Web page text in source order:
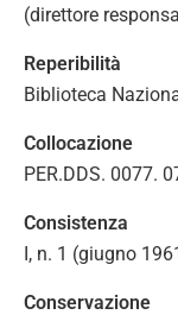
(direttore
Reperibilità
Biblioteca
Collocazione
PER.DDS. 0077.
Consistenza
I, n. 1 (giugno
Conservazione